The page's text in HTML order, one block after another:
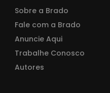
Sobre a Brado
Fale com a Brado
Anuncie Aqui
Trabalhe Conosco
Autores